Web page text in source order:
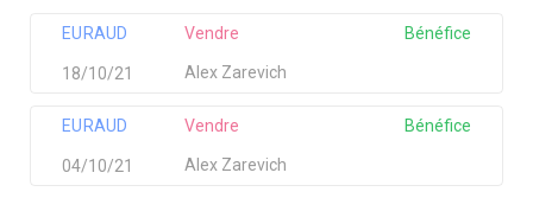
EURAUD
Alex Zarevich
Vendre
18/10/21
Bénéfice
EURAUD
Alex Zarevich
Vendre
04/10/21
Bénéfice